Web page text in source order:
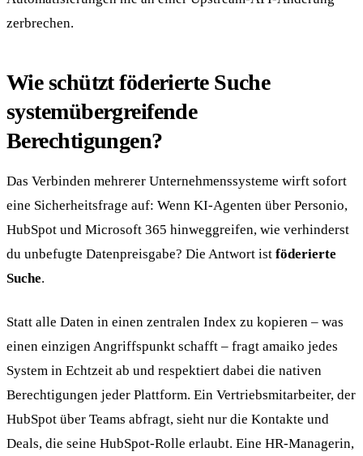
zerbrechen.
Wie schützt föderierte Suche
systemübergreifende
Berechtigungen?
Das Verbinden mehrerer Unternehmenssysteme wirft sofort
eine Sicherheitsfrage auf: Wenn KI-Agenten über Personio,
HubSpot und Microsoft 365 hinweggreifen, wie verhinderst
du unbefugte Datenpreisgabe? Die Antwort ist föderierte
Suche.
Statt alle Daten in einen zentralen Index zu kopieren – was
einen einzigen Angriffspunkt schafft – fragt amaiko jedes
System in Echtzeit ab und respektiert dabei die nativen
Berechtigungen jeder Plattform. Ein Vertriebsmitarbeiter, der
HubSpot über Teams abfragt, sieht nur die Kontakte und
Deals, die seine HubSpot-Rolle erlaubt. Eine HR-Managerin,